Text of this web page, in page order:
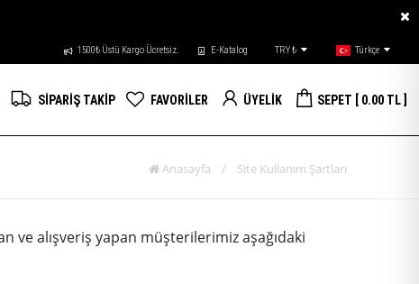
1500₺ Üstü Kargo Ücretsiz. E-Katalog TRY ₺ Türkçe
SİPARİŞ TAKİP FAVORİLER ÜYELİK SEPET [ 0.00 TL ]
Anasayfa / Site Kullanım Şartları
ve alışveriş yapan müşterilerimiz aşağıdaki